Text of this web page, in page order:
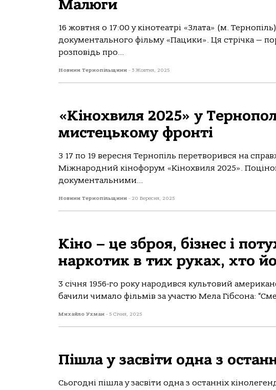
Малюги
16 жовтня о 17:00 у кінотеатрі «Злата» (м.
документального фільму «Пацики». Ця стрічка —
розповідь про...
Новини Тернопільщини - 3 Жовтня, 2025
«Кінохвиля 2025» у
мистецькому фронті
З 17 по 19 вересня Тернопіль перетворився на
Міжнародний кінофорум «Кінохвиля 2025».
документальними...
Новини Тернопільщини - 20 Вересня, 2025
Кіно – це зброя, бізнес і
наркотик в тих руках, хто
3 січня 1956-го року народився культовий
бачили чимало фільмів за участю Мела Гібсона:
Михайло Ухман - 5 Січня, 2025
Пішла у засвіти одна з
Сьогодні пішла у засвіти одна з останніх